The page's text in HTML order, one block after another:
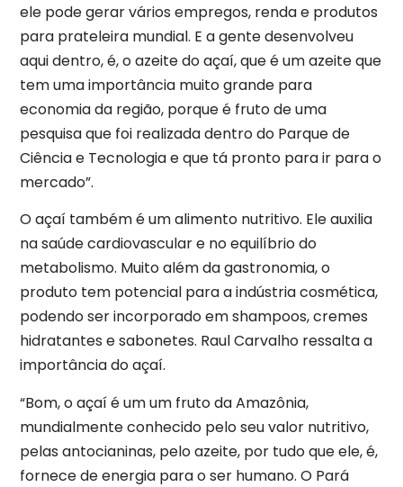
ele pode gerar vários empregos, renda e produtos
para prateleira mundial. E a gente desenvolveu
aqui dentro, é, o azeite do açaí, que é um azeite que
tem uma importância muito grande para
economia da região, porque é fruto de uma
pesquisa que foi realizada dentro do Parque de
Ciência e Tecnologia e que tá pronto para ir para o
mercado”.
O açaí também é um alimento nutritivo. Ele auxilia
na saúde cardiovascular e no equilíbrio do
metabolismo. Muito além da gastronomia, o
produto tem potencial para a indústria cosmética,
podendo ser incorporado em shampoos, cremes
hidratantes e sabonetes. Raul Carvalho ressalta a
importância do açaí.
“Bom, o açaí é um um fruto da Amazônia,
mundialmente conhecido pelo seu valor nutritivo,
pelas antocianinas, pelo azeite, por tudo que ele, é,
fornece de energia para o ser humano. O Pará